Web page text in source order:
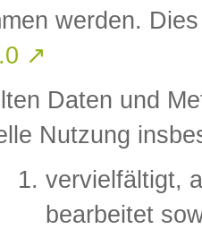
werden.
↗
Daten und
Nutzung
vervielfältigt,
bearbeitet